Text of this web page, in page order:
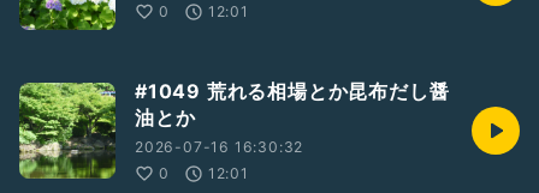
0
12:01
#1049 荒れる相場とか昆布だし醤
油とか
2026-07-16 16:30:32
0
12:01